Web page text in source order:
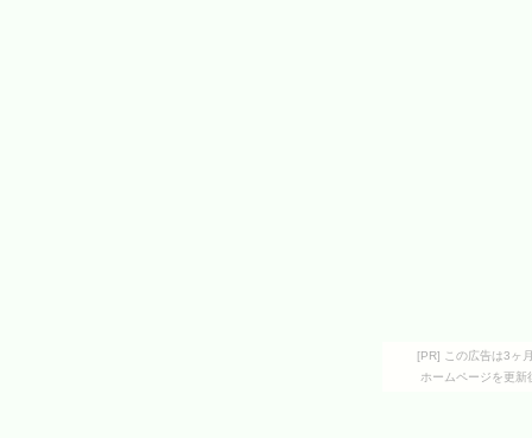
[PR] この広告は3ヶ
ホームページを更